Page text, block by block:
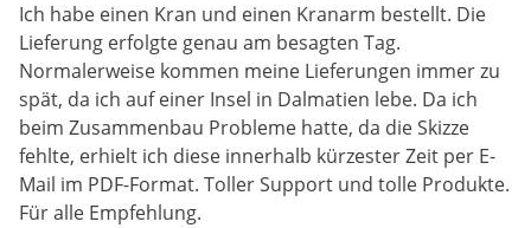
Ich habe einen Kran und einen Kranarm bestellt. Die
Lieferung erfolgte genau am besagten Tag.
Normalerweise kommen meine Lieferungen immer zu
spät, da ich auf einer Insel in Dalmatien lebe. Da ich
beim Zusammenbau Probleme hatte, da die Skizze
fehlte, erhielt ich diese innerhalb kürzester Zeit per E-
Mail im PDF-Format. Toller Support und tolle Produkte.
Für alle Empfehlung.